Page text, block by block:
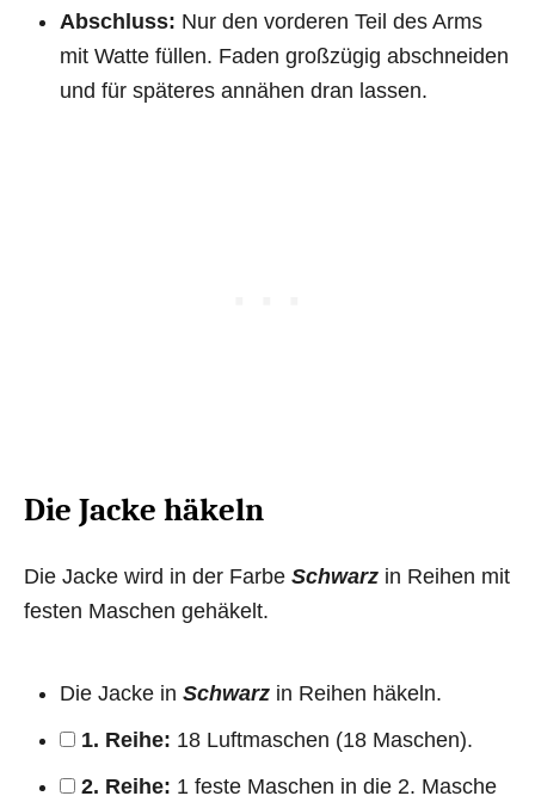
Abschluss: Nur den vorderen Teil des Arms
mit Watte füllen. Faden großzügig abschneiden
und für späteres annähen dran lassen.
Die Jacke häkeln
Die Jacke wird in der Farbe Schwarz in Reihen mit
festen Maschen gehäkelt.
Die Jacke in Schwarz in Reihen häkeln.
1. Reihe: 18 Luftmaschen (18 Maschen).
2. Reihe: 1 feste Maschen in die 2. Masche